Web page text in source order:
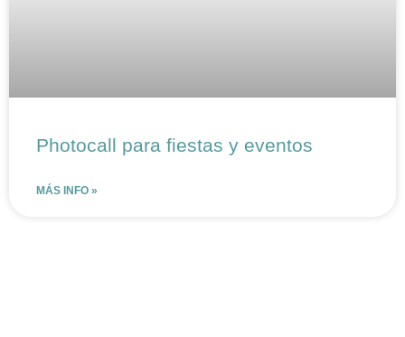
Photocall para fiestas y eventos
MÁS INFO »